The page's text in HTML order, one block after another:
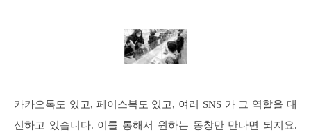
카카오톡도 있고, 페이스북도 있고, 여러 SNS 가 그 역할을 대
신하고 있습니다. 이를 통해서 원하는 동창만 만나면 되지요.